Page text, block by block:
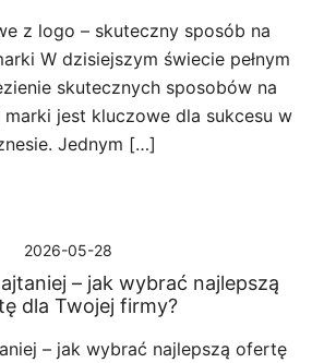
z logo – skuteczny sposób na
W dzisiejszym świecie pełnym
skutecznych sposobów na
jest kluczowe dla sukcesu w
Jednym […]
2026-05-28
– jak wybrać najlepszą
dla Twojej firmy?
– jak wybrać najlepszą ofertę